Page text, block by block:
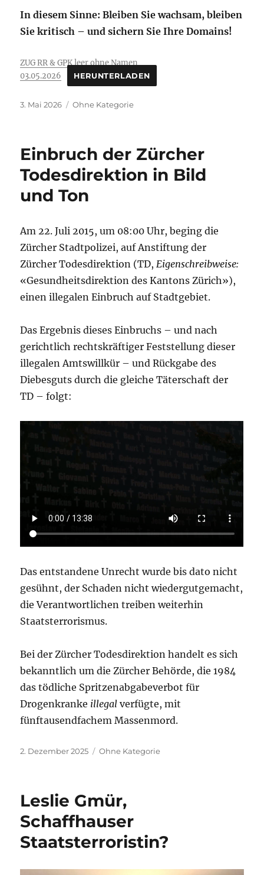
In diesem Sinne: Bleiben Sie wachsam, bleiben
Sie kritisch – und sichern Sie Ihre Domains!
ZUG RR & GPK leer ohne Namen
03.05.2026
HERUNTERLADEN
Veröffentlicht
3. Mai 2026 Kategorien
Ohne Kategorie
Einbruch der Zürcher
Todesdirektion in Bild
und Ton
Am 22. Juli 2015, um 08:00 Uhr, beging die
Zürcher Stadtpolizei, auf Anstiftung der
Zürcher Todesdirektion (TD,Eigenschreibweise:
«Gesundheitsdirektion des Kantons Zürich»),
einen illegalen Einbruch auf Stadtgebiet.
Das Ergebnis dieses Einbruchs – und nach
gerichtlich rechtskräftiger Feststellung dieser
illegalen Amtswillkür – und Rückgabe des
Diebesguts durch die gleiche Täterschaft der
TD – folgt:
Das entstandene Unrecht wurde bis dato nicht
gesühnt, der Schaden nicht wiedergutgemacht,
die Verantwortlichen treiben weiterhin
Staatsterrorismus.
Bei der Zürcher Todesdirektion handelt es sich
bekanntlich um die Zürcher Behörde, die 1984
das tödliche Spritzenabgabeverbot für
Drogenkranke illegalverfügte, mit
fünftausendfachem Massenmord.
Veröffentlicht
2. Dezember 2025 Kategorien
Ohne Kategorie
Leslie Gmür,
Schaffhauser
Staatsterroristin?